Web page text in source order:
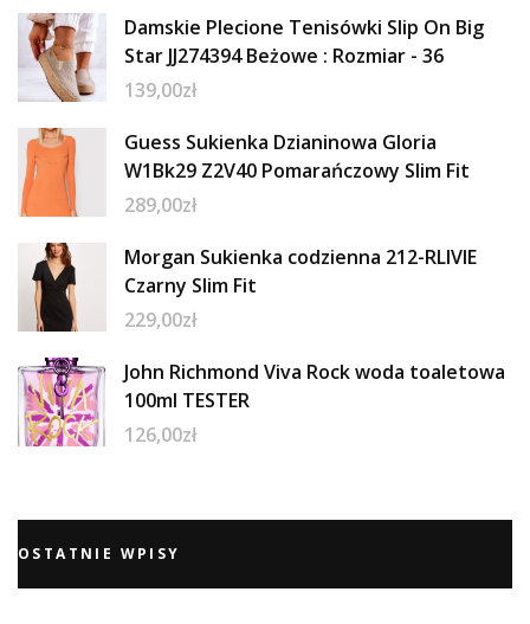
Damskie Plecione Tenisówki Slip On Big
Star JJ274394 Beżowe : Rozmiar - 36
139,00zł
Guess Sukienka Dzianinowa Gloria
W1Bk29 Z2V40 Pomarańczowy Slim Fit
289,00zł
Morgan Sukienka codzienna 212-RLIVIE
Czarny Slim Fit
229,00zł
John Richmond Viva Rock woda toaletowa
100ml TESTER
126,00zł
OSTATNIE WPISY